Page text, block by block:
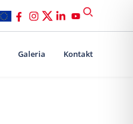
Galeria Kontakt